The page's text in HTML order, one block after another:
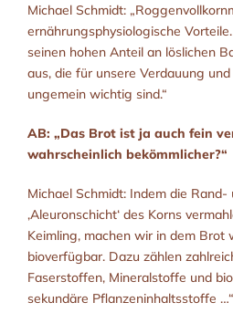
Michael Schmidt:
ernährungsphysiologische
seinen hohen Anteil an löslichen
aus, die für unsere Verdauung
ungemein wichtig sind.“
AB: „Das Brot ist ja auch fein
wahrscheinlich bekömmlicher?“
Michael Schmidt: Indem die
‚Aleuronschicht‘ des Korns
Keimling, machen wir in dem Brot
bioverfügbar. Dazu zählen
Faserstoffen, Mineralstoffe und
sekundäre Pflanzeninhaltsstoffe …“